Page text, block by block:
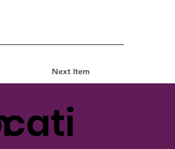
Next Item